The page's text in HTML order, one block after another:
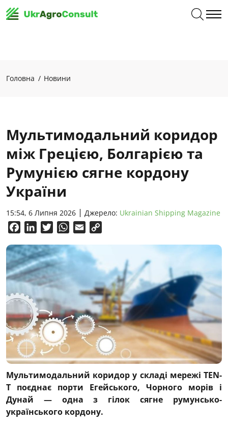
Головна Новини
Мультимодальний коридор
між Грецією, Болгарією та
Румунією сягне кордону
України
15:54, 6 Липня 2026 Джерело: Ukrainian Shipping Magazine
FacebookLinkedInTwitterWhatsApp
Email
Мультимодальний коридор у складі мережі TEN-
T поєднає порти Егейського, Чорного морів і
Дунай — одна з гілок сягне румунсько-
українського кордону.